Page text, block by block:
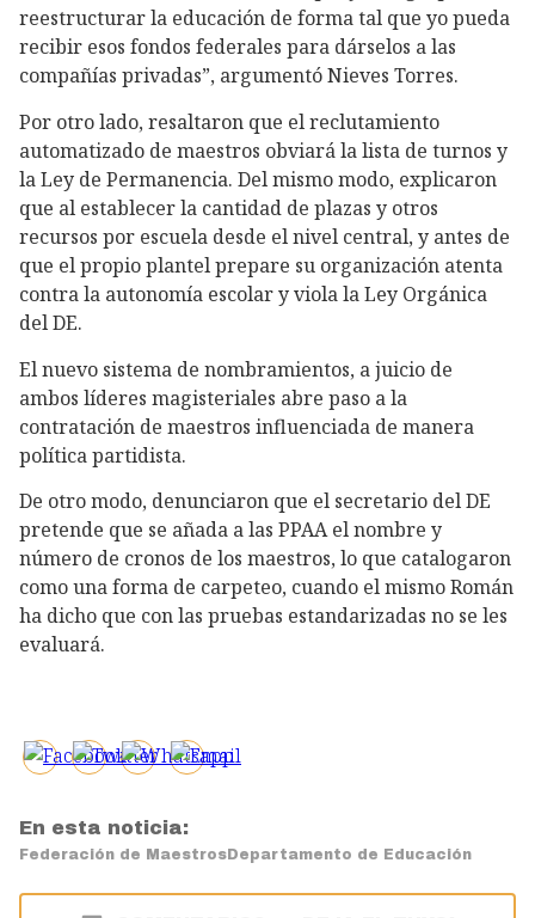
reestructurar la educación de forma tal que yo pueda
recibir esos fondos federales para dárselos a las
compañías privadas”, argumentó Nieves Torres.
Por otro lado, resaltaron que el reclutamiento
automatizado de maestros obviará la lista de turnos y
la Ley de Permanencia. Del mismo modo, explicaron
que al establecer la cantidad de plazas y otros
recursos por escuela desde el nivel central, y antes de
que el propio plantel prepare su organización atenta
contra la autonomía escolar y viola la Ley Orgánica
del DE.
El nuevo sistema de nombramientos, a juicio de
ambos líderes magisteriales abre paso a la
contratación de maestros influenciada de manera
política partidista.
De otro modo, denunciaron que el secretario del DE
pretende que se añada a las PPAA el nombre y
número de cronos de los maestros, lo que catalogaron
como una forma de carpeteo, cuando el mismo Román
ha dicho que con las pruebas estandarizadas no se les
evaluará.
En esta noticia:
Federación de Maestros Departamento de Educación